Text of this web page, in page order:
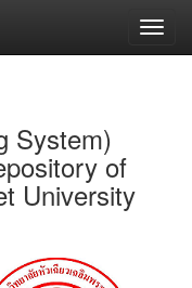
System)
of
University